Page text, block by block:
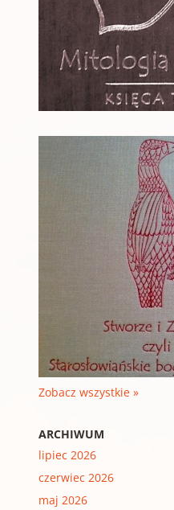
Zobacz wszystkie »
ARCHIWUM
lipiec 2026
czerwiec 2026
maj 2026